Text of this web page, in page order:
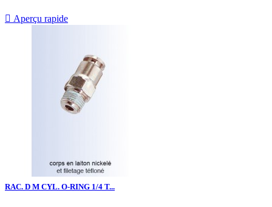
 Aperçu rapide
RAC. D M CYL. O-RING 1/4 T...